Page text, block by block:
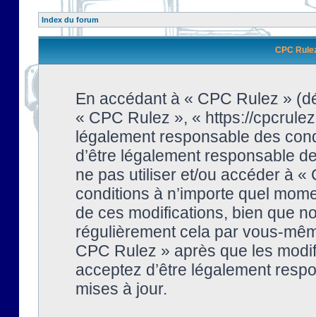
Index du forum
CPC
En accédant à « CPC Rulez »
« CPC Rulez », « https://
légalement responsable des
d’être légalement responsable
ne pas utiliser et/ou accéder à
conditions à n’importe quel
de ces modifications, bien que
régulièrement cela par vous-
CPC Rulez » après que les
acceptez d’être légalement
mises à jour.